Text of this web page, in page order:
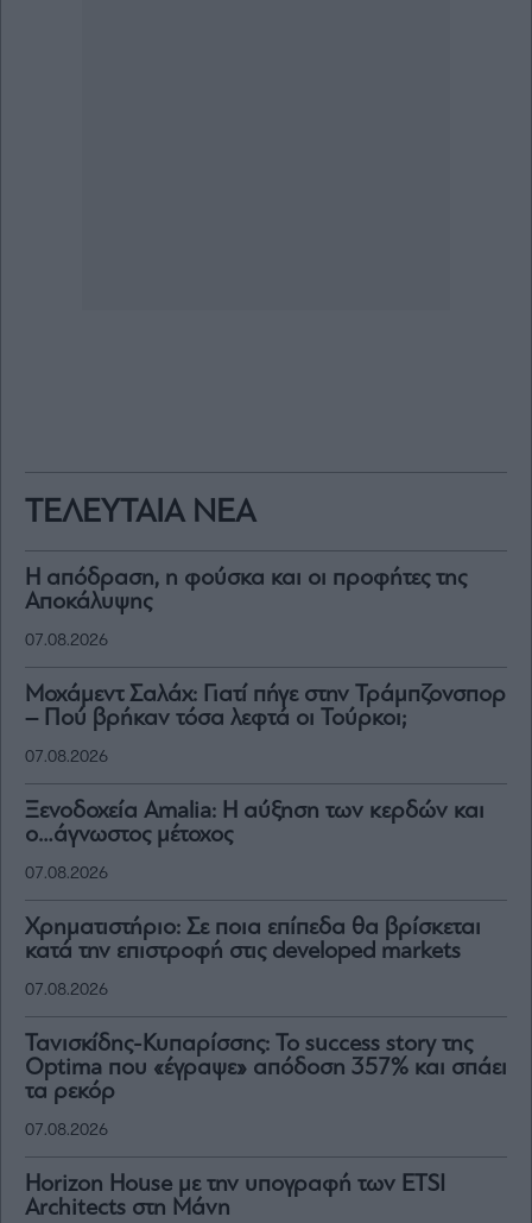
ΤΕΛΕΥΤΑΙΑ ΝΕΑ
Η απόδραση, η φούσκα και οι προφήτες της
Αποκάλυψης
07.08.2026
Μοχάμεντ Σαλάχ: Γιατί πήγε στην Τράμπζονσπορ
– Πού βρήκαν τόσα λεφτά οι Τούρκοι;
07.08.2026
Ξενοδοχεία Amalia: H αύξηση των κερδών και
ο…άγνωστος μέτοχος
07.08.2026
Χρηματιστήριο: Σε ποια επίπεδα θα βρίσκεται
κατά την επιστροφή στις developed markets
07.08.2026
Τανισκίδης-Κυπαρίσσης: Το success story της
Optima που «έγραψε» απόδοση 357% και σπάει
τα ρεκόρ
07.08.2026
Horizon House με την υπογραφή των ETSI
Architects στη Μάνη